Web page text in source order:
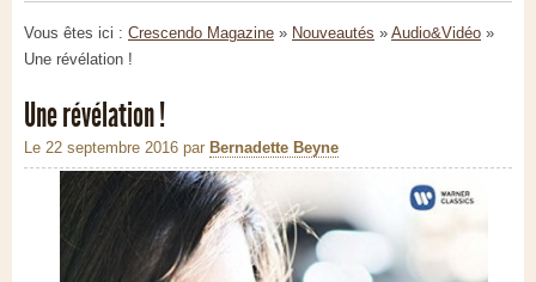
Vous êtes ici : Crescendo Magazine » Nouveautés » Audio&Vidéo »
Une révélation !
Une révélation !
Le 22 septembre 2016 par Bernadette Beyne